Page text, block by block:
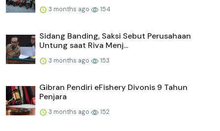
3 months ago 154
Sidang Banding, Saksi Sebut Perusahaan
Untung saat Riva Menj...
3 months ago 153
Gibran Pendiri eFishery Divonis 9 Tahun
Penjara
3 months ago 152